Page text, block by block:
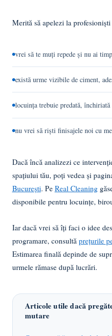
Merită să apelezi la profesioniști
vrei să te muți repede și nu ai
există urme vizibile de ciment,
locuința trebuie predată, închiriată
nu vrei să riști finisajele noi cu
Dacă încă analizezi ce
spațiului tău, poți vedea și
București. Pe Real Cleaning
disponibile pentru locuințe,
Iar dacă vrei să îți faci o idee
programare, consultă prețurile
Estimarea finală depinde de
urmele rămase după lucrări.
Articole utile dacă
mutare